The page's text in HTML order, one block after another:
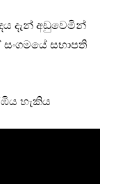
දැන් අඩුවෙමින්
සභාපති
හැකිය